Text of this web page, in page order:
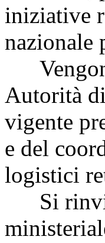
iniziative
nazionale
Autorità
vigente
e del
logistici
Si rinvia